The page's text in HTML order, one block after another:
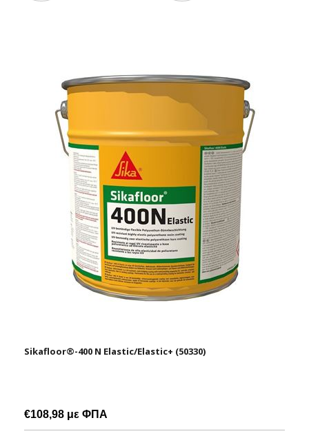
Sikafloor®-400 N Elastic/Elastic+ (50330)
€108,98 με ΦΠΑ